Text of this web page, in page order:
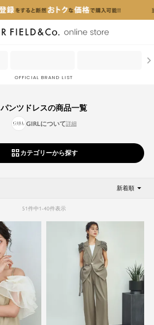
OFFICIAL BRAND LIST
パンツドレスの商品一覧
GIRLについて
カテゴリーから探す
新着順
51件中1-40件表示